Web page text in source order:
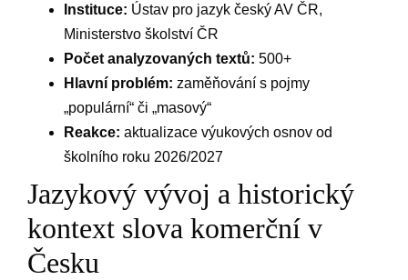
Instituce: Ústav pro jazyk český AV ČR,
Ministerstvo školství ⁢ČR
Počet analyzovaných textů: 500+
Hlavní problém: zaměňování s pojmy
„populární“ či „masový“
Reakce: aktualizace výukových osnov od
školního roku 2026/2027
Jazykový vývoj a historický
kontext slova komerční v
Česku